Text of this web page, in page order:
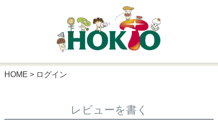
HOME ログイン
レビューを書く